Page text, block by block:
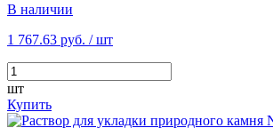
В наличии
1 767.63 руб. / шт
шт
Купить